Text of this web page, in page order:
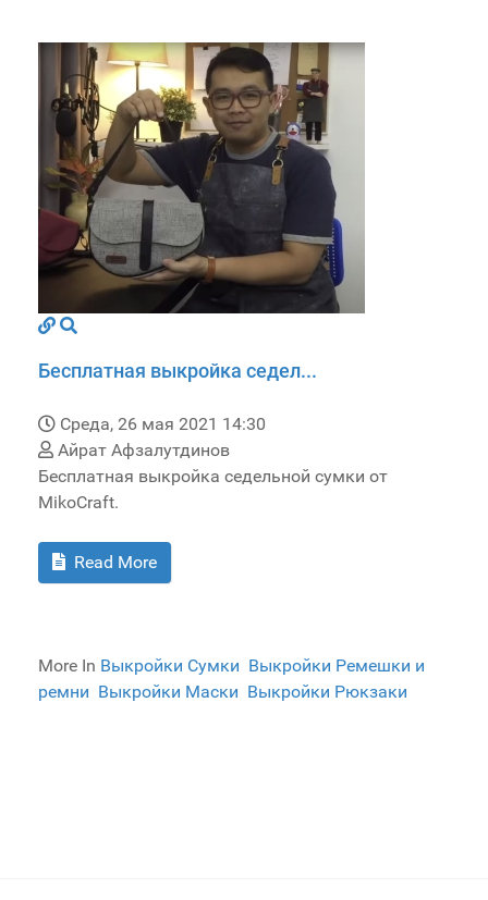
Бесплатная выкройка седел...
Среда, 26 мая 2021 14:30
Айрат Афзалутдинов
Бесплатная выкройка седельной сумки от
MikoCraft.
Read More
More In Выкройки Сумки Выкройки Ремешки и
ремни Выкройки Маски Выкройки Рюкзаки